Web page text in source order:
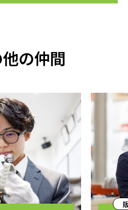
の仲間